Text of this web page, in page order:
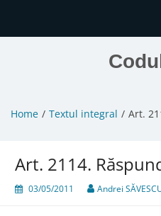
Home Textul integral Art.
Art. 2114.
03/05/2011 Andrei